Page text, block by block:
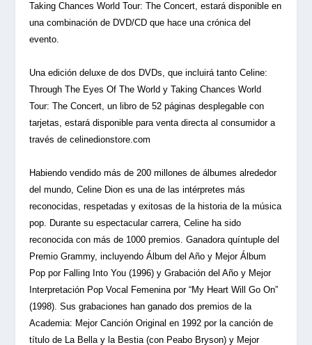
Taking Chances World Tour: The Concert, estará disponible en
una combinación de DVD/CD que hace una crónica del
evento.
Una edición deluxe de dos DVDs, que incluirá tanto Celine:
Through The Eyes Of The World y Taking Chances World
Tour: The Concert, un libro de 52 páginas desplegable con
tarjetas, estará disponible para venta directa al consumidor a
través de celinedionstore.com
Habiendo vendido más de 200 millones de álbumes alrededor
del mundo, Celine Dion es una de las intérpretes más
reconocidas, respetadas y exitosas de la historia de la música
pop. Durante su espectacular carrera, Celine ha sido
reconocida con más de 1000 premios. Ganadora quíntuple del
Premio Grammy, incluyendo Álbum del Año y Mejor Álbum
Pop por Falling Into You (1996) y Grabación del Año y Mejor
Interpretación Pop Vocal Femenina por “My Heart Will Go On”
(1998). Sus grabaciones han ganado dos premios de la
Academia: Mejor Canción Original en 1992 por la canción de
título de La Bella y la Bestia (con Peabo Bryson) y Mejor